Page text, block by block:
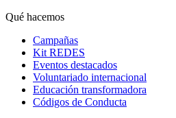
Qué hacemos
Campañas
Kit REDES
Eventos destacados
Voluntariado internacional
Educación transformadora
Códigos de Conducta